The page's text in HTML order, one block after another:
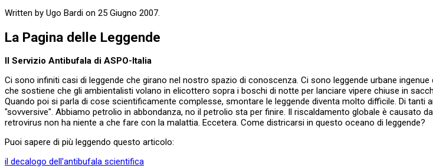
Written by Ugo Bardi on 25 Giugno 2007.
La Pagina delle Leggende
Il Servizio Antibufala di ASPO-Italia
Ci sono infiniti casi di leggende che girano nel nostro spazio di conoscenza. Ci sono leggende urbane
che sostiene che gli ambientalisti volano in elicottero sopra i boschi di notte per lanciare vipere chiuse in
Quando poi si parla di cose scientificamente complesse, smontare le leggende diventa molto difficile. Di
"sovversive". Abbiamo petrolio in abbondanza, no il petrolio sta per finire. Il riscaldamento globale è causato
retrovirus non ha niente a che fare con la malattia. Eccetera. Come districarsi in questo oceano di leggende?
Puoi sapere di più leggendo questo articolo:
il decalogo dell'antibufala scientifica